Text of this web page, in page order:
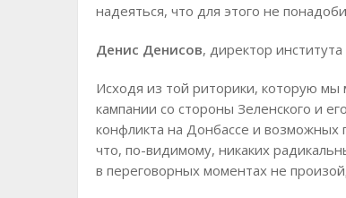
надеяться, что для этого не
Денис Денисов, директор
Исходя из той риторики, которую
кампании со стороны Зеленского и
конфликта на Донбассе и возможных
что, по-видимому, никаких
в переговорных моментах не